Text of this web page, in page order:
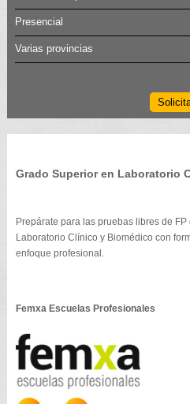
Presencial
Varias provincias
Grado Superior en Laboratorio
Prepárate para las pruebas libres de
Laboratorio Clínico y Biomédico con
enfoque profesional.
Femxa Escuelas Profesionales